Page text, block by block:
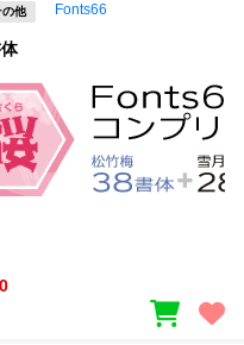
の他 Fonts66